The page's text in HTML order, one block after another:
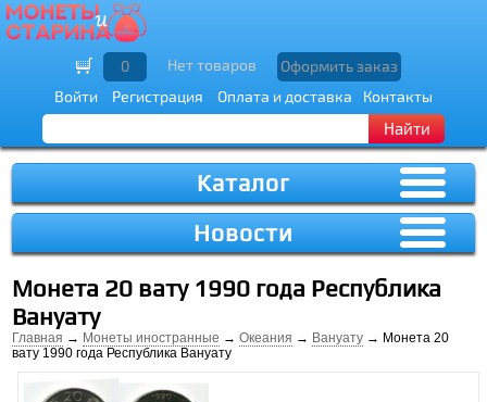
Войти Регистрация Оплата и доставка Контакты
Найти
0 Нет товаров Оформить заказ
Каталог
Новости
Монета 20 вату 1990 года Республика
Вануату
Главная → Монеты иностранные →Океания → Вануату → Монета 20
вату 1990 года Республика Вануату